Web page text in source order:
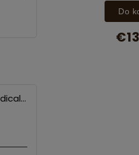
1 + 1 ZADARMO Vankúš Medical 70x90 cm